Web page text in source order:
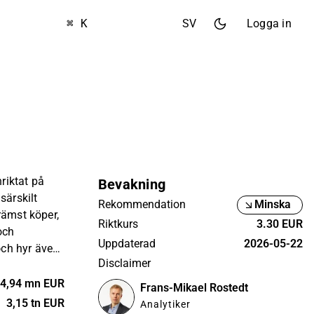
⌘ K SV Logga in
på
köper,
hyr även
är
men
Finlands
mn EUR
3,15 tn EUR
Bevakning
Rekommendation
Minska
Riktkurs
3.30 EUR
Uppdaterad
2026-05-22
Disclaimer
Frans-Mikael Rostedt
Analytiker